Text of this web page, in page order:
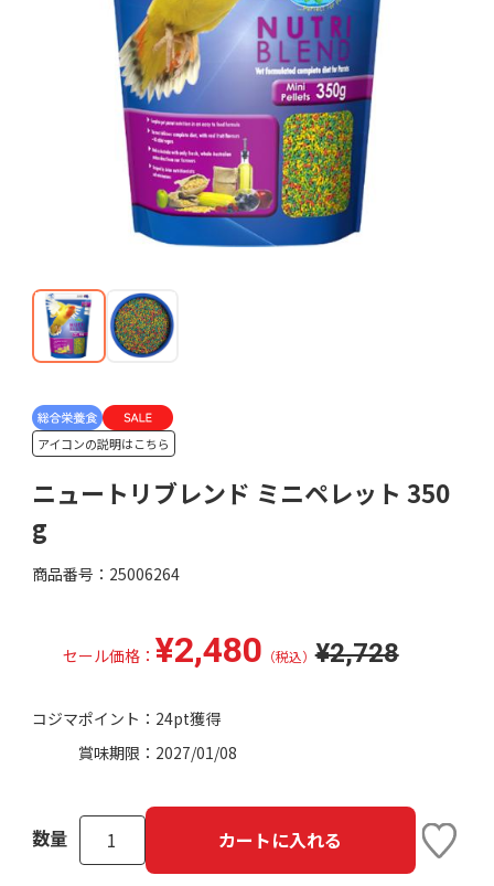
アイコンの説明はこちら
ニュートリブレンド ミニペレット 350
g
商品番号：25006264
セール価格： ¥2,480 （税込）¥2,728
コジマポイント： 24pt獲得
賞味期限： 2027/01/08
数量 カートに入れる